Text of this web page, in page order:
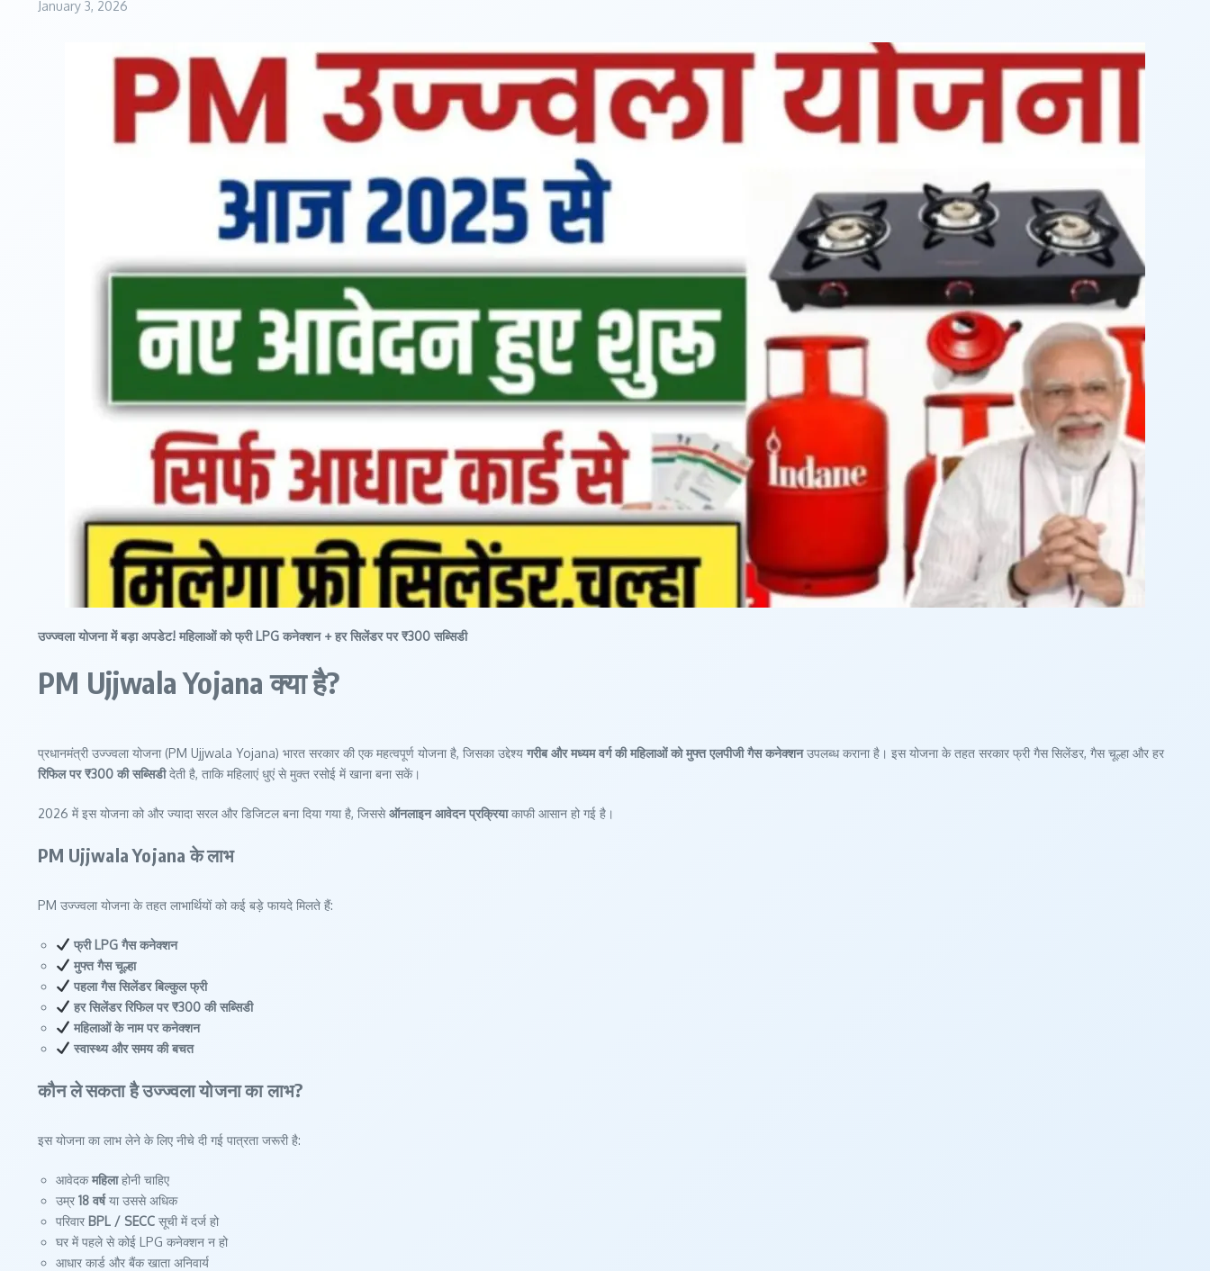
January 3, 2026
उज्ज्वला योजना में बड़ा अपडेट! महिलाओं को फ्री LPG कनेक्शन + हर सिलेंडर पर ₹300 सब्सिडी
PM Ujjwala Yojana क्या है?
प्रधानमंत्री उज्ज्वला योजना (PM Ujjwala Yojana) भारत सरकार की एक महत्वपूर्ण योजना है, जिसका उद्देश्य गरीब और मध्यम वर्ग की महिलाओं को मुफ्त एलपीजी गैस कनेक्शनउपलब्ध कराना है। इस योजना के तहत सरकार फ्री गैस सिलेंडर, गैस चूल्हा और हर
रिफिल पर ₹300 की सब्सिडीदेती है, ताकि महिलाएं धुएं से मुक्त रसोई में खाना बना सकें।
2026 में इस योजना को और ज्यादा सरल और डिजिटल बना दिया गया है, जिससेऑनलाइन आवेदन प्रक्रियाकाफी आसान हो गई है।
PM Ujjwala Yojana के लाभ
PM उज्ज्वला योजना के तहत लाभार्थियों को कई बड़े फायदे मिलते हैं:
फ्री LPG गैस कनेक्शन
मुफ्त गैस चूल्हा
पहला गैस सिलेंडर बिल्कुल फ्री
हर सिलेंडर रिफिल पर ₹300 की सब्सिडी
महिलाओं के नाम पर कनेक्शन
स्वास्थ्य और समय की बचत
कौन ले सकता है उज्ज्वला योजना का लाभ?
इस योजना का लाभ लेने के लिए नीचे दी गई पात्रता जरूरी है:
आवेदकमहिलाहोनी चाहिए
उम्र 18 वर्षया उससे अधिक
परिवार BPL / SECC सूची में दर्ज हो
घर में पहले से कोई LPG कनेक्शन न हो
आधार कार्ड और बैंक खाता अनिवार्य